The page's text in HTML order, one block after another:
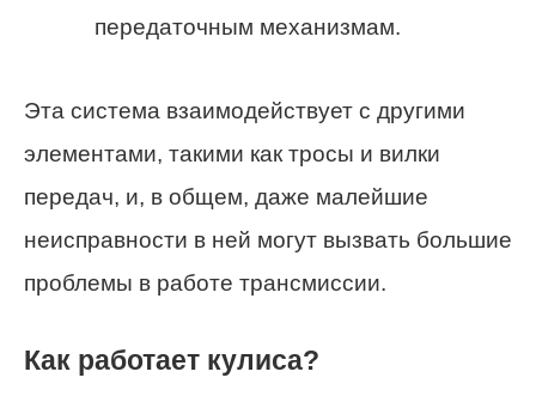
передаточным механизмам.
Эта система взаимодействует с другими
элементами, такими как тросы и вилки
передач, и, в общем, даже малейшие
неисправности в ней могут вызвать большие
проблемы в работе трансмиссии.
Как работает кулиса?